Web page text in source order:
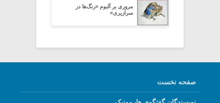
مروری بر آلبوم «رنگ‌ها در
سرازیری»
صفحه نخست